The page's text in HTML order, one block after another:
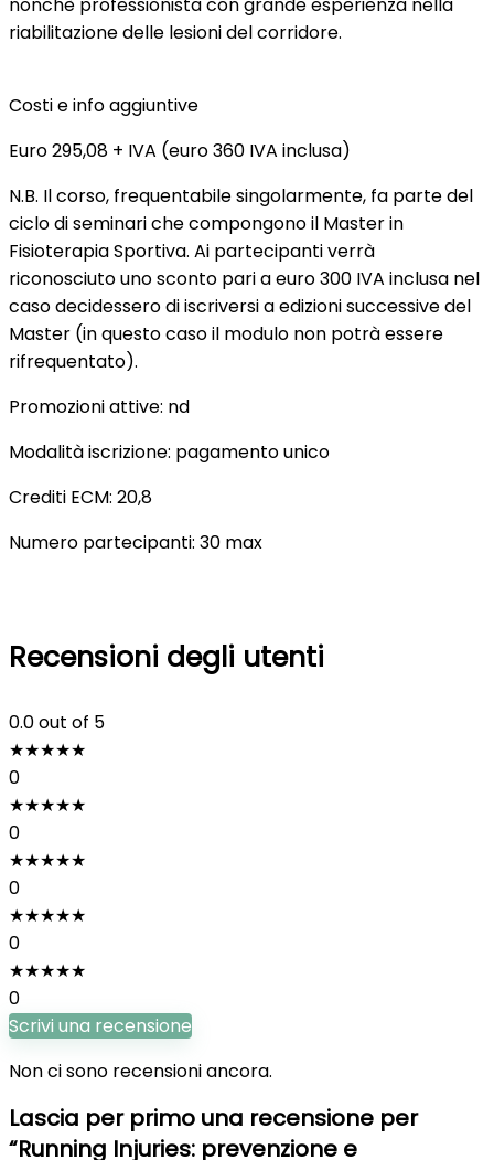
riabilitazione delle lesioni del corridore.
Costi e info aggiuntive
Euro 295,08 + IVA (euro 360 IVA inclusa)
N.B. Il corso, frequentabile singolarmente, fa parte del
ciclo di seminari che compongono il Master in
Fisioterapia Sportiva. Ai partecipanti verrà
riconosciuto uno sconto pari a euro 300 IVA inclusa nel
caso decidessero di iscriversi a edizioni successive del
Master (in questo caso il modulo non potrà essere
rifrequentato).
Promozioni attive: nd
Modalità iscrizione: pagamento unico
Crediti ECM: 20,8
Numero partecipanti: 30 max
Recensioni degli utenti
0.0out of 5
★★★★★
0
★★★★★
0
★★★★★
0
★★★★★
0
★★★★★
0
Scrivi una recensione
Non ci sono recensioni ancora.
Lascia per primo una recensione per
“Running Injuries: prevenzione e